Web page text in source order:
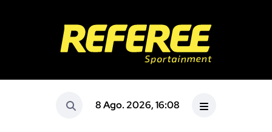
8 Ago. 2026, 16:08